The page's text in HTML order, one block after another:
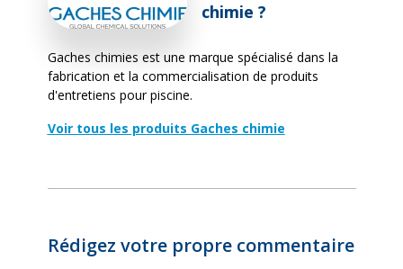
chimie ?
Gaches chimies est une marque spécialisé dans la
fabrication et la commercialisation de produits
d'entretiens pour piscine.
Voir tous les produits Gaches chimie
Rédigez votre propre commentaire